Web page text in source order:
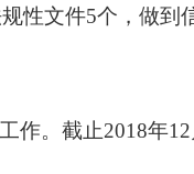
性文件5个，做到
作。截止2018年